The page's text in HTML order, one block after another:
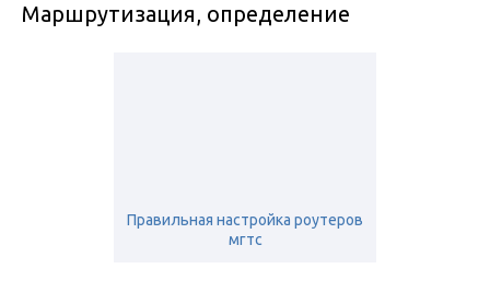
Маршрутизация, определение
Правильная настройка роутеров
мгтс